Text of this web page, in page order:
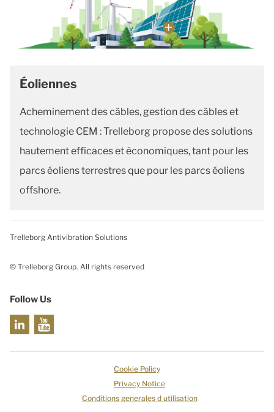
Éoliennes
Acheminement des câbles, gestion des câbles et
technologie CEM : Trelleborg propose des solutions
hautement efficaces et économiques, tant pour les
parcs éoliens terrestres que pour les parcs éoliens
offshore.
Trelleborg Antivibration Solutions
© Trelleborg Group. All rights reserved
Follow Us
Cookie Policy
Privacy Notice
Conditions generales d utilisation